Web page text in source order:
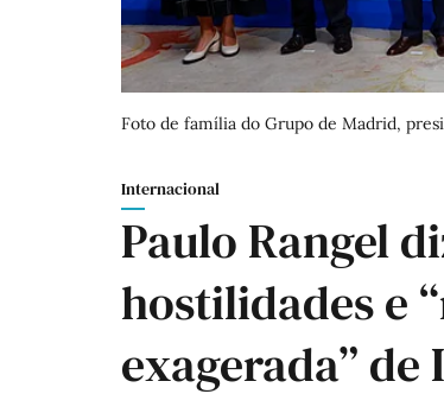
Foto de família do Grupo de Madrid,
Internacional
Paulo Rangel
hostilidades e
exagerada” de